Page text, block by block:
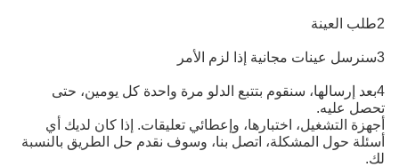
2طلب العينة
3سنرسل عينات مجانية إذا لزم الأمر
4بعد إرسالها، سنقوم بتتبع الدلو مرة واحدة كل يومين، حتى
تحصل عليه.
أجهزة التشغيل، اختبارها، وإعطائي تعليقات. إذا كان لديك أي
أسئلة حول المشكلة، اتصل بنا، وسوف نقدم حل الطريق بالنسبة
لك.